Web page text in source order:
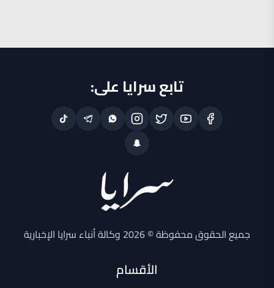
تابع سرايا على:
جميع الحقوق محفوظة © 2026 وكالة أنباء سرايا الإخبارية
الأقسام